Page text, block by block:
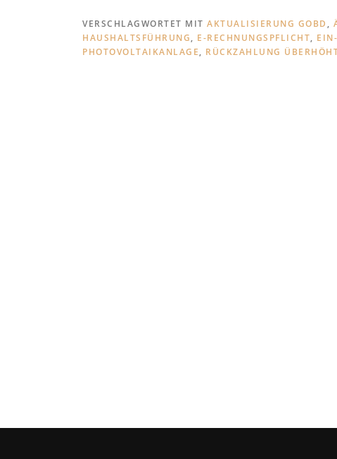
VERSCHLAGWORTET MIT AKTUALISIERUNG GOBD ,
HAUSHALTSFÜHRUNG, E-RECHNUNGSPFLICHT,
PHOTOVOLTAIKANLAGE, RÜCKZAHLUNG